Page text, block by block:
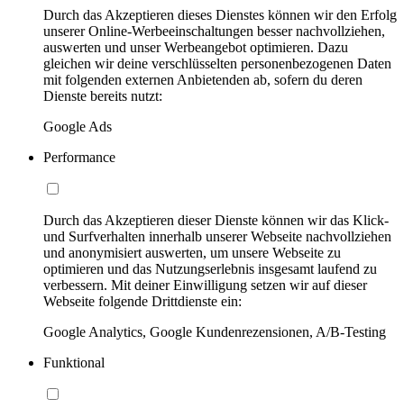
Durch das Akzeptieren dieses Dienstes können wir den Erfolg
unserer Online-Werbeeinschaltungen besser nachvollziehen,
auswerten und unser Werbeangebot optimieren. Dazu
gleichen wir deine verschlüsselten personenbezogenen Daten
mit folgenden externen Anbietenden ab, sofern du deren
Dienste bereits nutzt:
Google Ads
Performance
Durch das Akzeptieren dieser Dienste können wir das Klick-
und Surfverhalten innerhalb unserer Webseite nachvollziehen
und anonymisiert auswerten, um unsere Webseite zu
optimieren und das Nutzungserlebnis insgesamt laufend zu
verbessern. Mit deiner Einwilligung setzen wir auf dieser
Webseite folgende Drittdienste ein:
Google Analytics, Google Kundenrezensionen, A/B-Testing
Funktional